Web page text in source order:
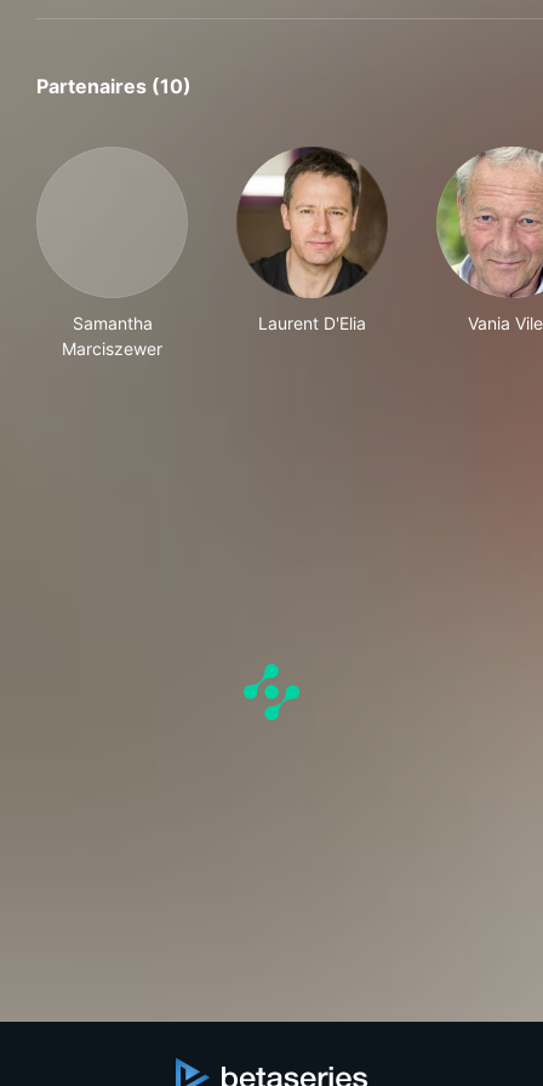
Partenaires (10)
Samantha
Marciszewer
Laurent D'Elia Vania